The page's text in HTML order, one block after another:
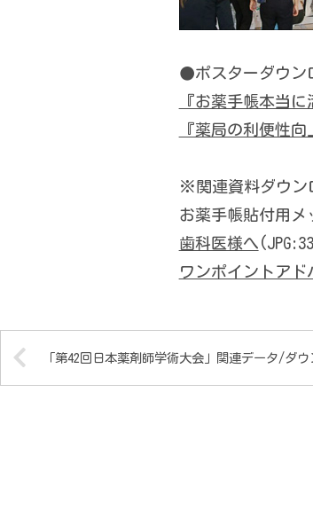
●ポスターダウン
『お薬手帳本当
『薬局の利便性
※関連資料ダウン
お薬手帳貼付用メ
歯科医様へ
ワンポイントアド
「第42回日本薬剤師学術大会」関連データ/ダウ